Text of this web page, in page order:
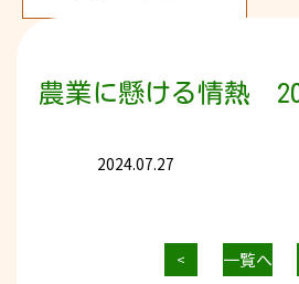
農業に懸ける情熱
2024.07.27
< 一覧へ